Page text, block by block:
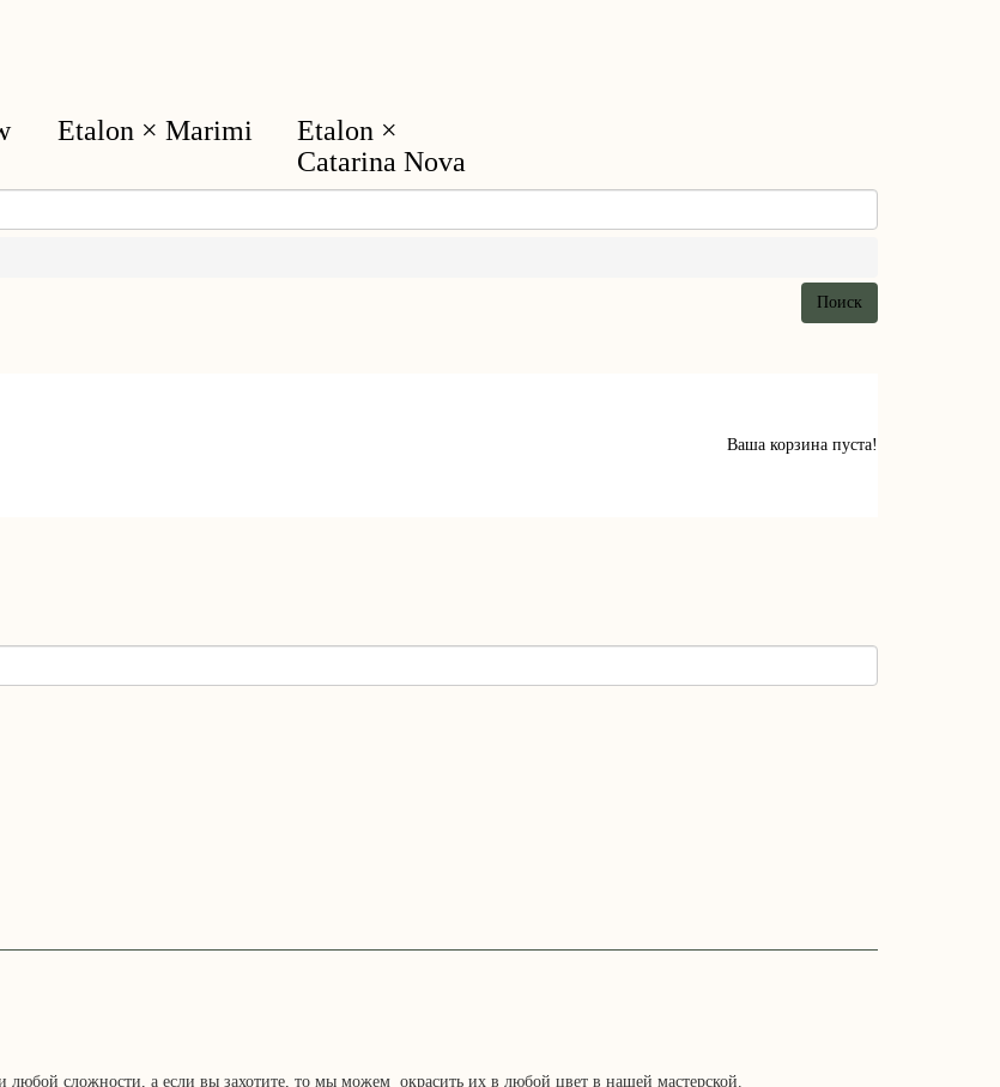
Etalon × Marimi
Etalon ×
Catarina Nova
Поиск
Ваша корзина пуста!
любой сложности, а если вы захотите, то мы можем окрасить их в любой цвет в нашей мастерской.